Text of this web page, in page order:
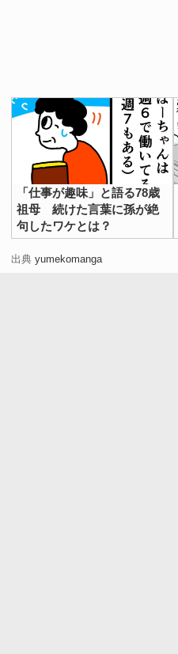
「仕事が趣味」と語る78歳
祖母 続けた言葉に孫が絶
句したワケとは？
出典 yumekomanga